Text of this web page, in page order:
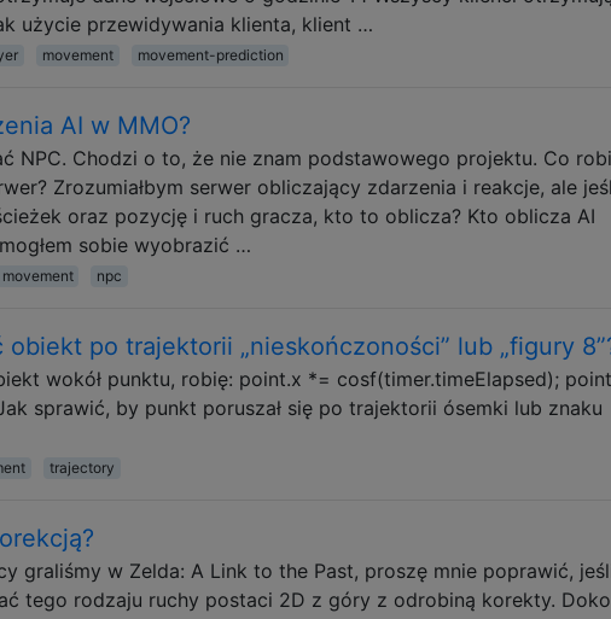
użycie przewidywania klienta, klient …
movement movement-prediction
AI w MMO?
NPC. Chodzi o to, że nie znam podstawowego projektu. Co robi
Zrozumiałbym serwer obliczający zdarzenia i reakcje, ale
oraz pozycję i ruch gracza, kto to oblicza? Kto oblicza AI
sobie wyobrazić …
movement npc
po trajektorii „nieskończoności” lub „figury
wokół punktu, robię: point.x *= cosf(timer.timeElapsed);
sprawić, by punkt poruszał się po trajektorii ósemki lub znaku
trajectory
graliśmy w Zelda: A Link to the Past, proszę mnie poprawić,
tego rodzaju ruchy postaci 2D z góry z odrobiną korekty.